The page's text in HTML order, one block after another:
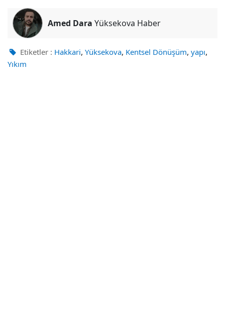
Amed Dara Yüksekova Haber
Etiketler : Hakkari, Yüksekova, Kentsel Dönüşüm, yapı,
Yıkım